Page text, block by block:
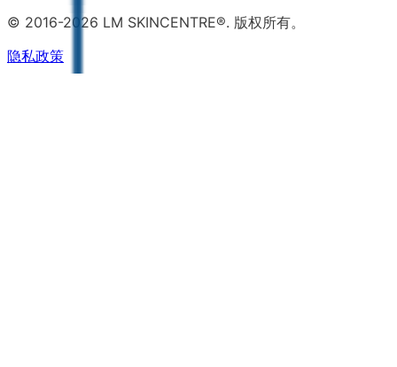
© 2016-2026 LM SKINCENTRE®. 版权所有。
隐私政策